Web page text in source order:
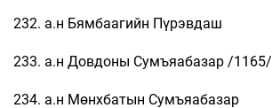
232. а.н Бямбаагийн Пүрэвдаш
233. а.н Довдоны Сумъяабазар /1165/
234. а.н Мөнхбатын Сумъяабазар